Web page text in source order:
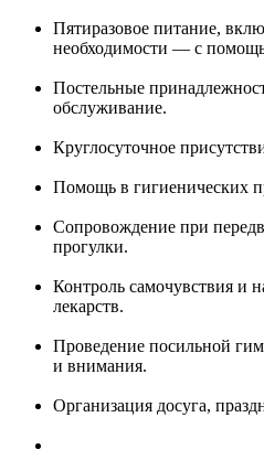
Пятиразовое питание,
необходимости — с
Постельные
обслуживание.
Круглосуточное
Помощь в гигиенических
Сопровождение при
прогулки.
Контроль самочувствия и
лекарств.
Проведение посильной
и внимания.
Организация досуга,